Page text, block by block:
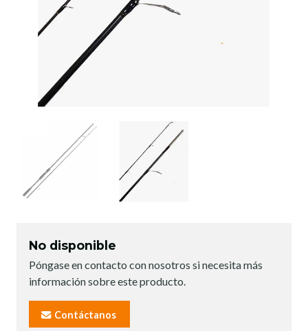
No disponible
Póngase en contacto con nosotros si necesita más
información sobre este producto.
Contáctanos